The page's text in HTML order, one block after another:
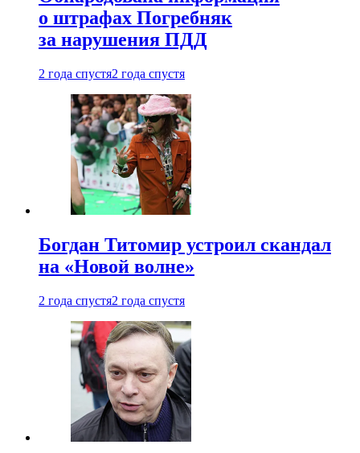
о штрафах Погребняк
за нарушения ПДД
2 года спустя2 года спустя
Богдан Титомир устроил скандал
на «Новой волне»
2 года спустя2 года спустя